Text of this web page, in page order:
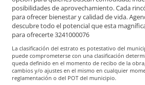
posibilidades de aprovechamiento. Cada
para ofrecer bienestar y calidad de vida.
descubre todo el potencial que esta
para ofrecerte 3241000076
La clasificación del estrato es potestativo del
puede comprometerse con una clasificación
queda definido en el momento de recibo de la
cambios y/o ajustes en el mismo en cualquier
reglamentación o del POT del municipio.